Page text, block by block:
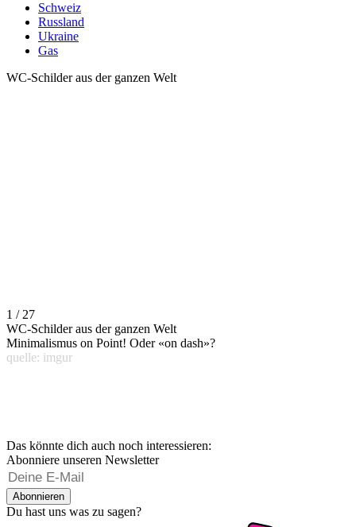
Schweiz
Russland
Ukraine
Gas
WC-Schilder aus der ganzen Welt
1 / 27
WC-Schilder aus der ganzen Welt
Minimalismus on Point! Oder «on dash»?
quelle: imgur
Das könnte dich auch noch interessieren:
Abonniere unseren Newsletter
Abonnieren
Du hast uns was zu sagen?